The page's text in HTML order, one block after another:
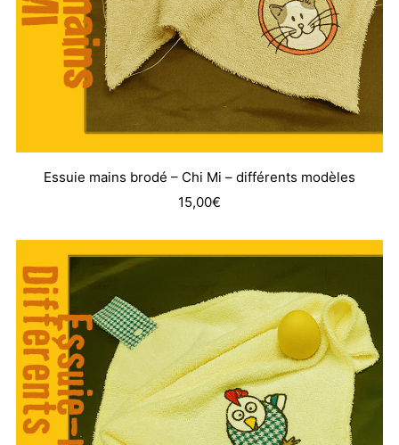
Essuie mains brodé – Chi Mi – différents modèles
15,00€